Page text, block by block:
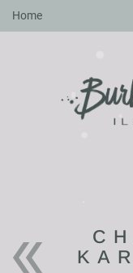
Zum
Home